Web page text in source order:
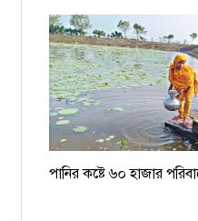
পানির কষ্টে ৬০ হাজার